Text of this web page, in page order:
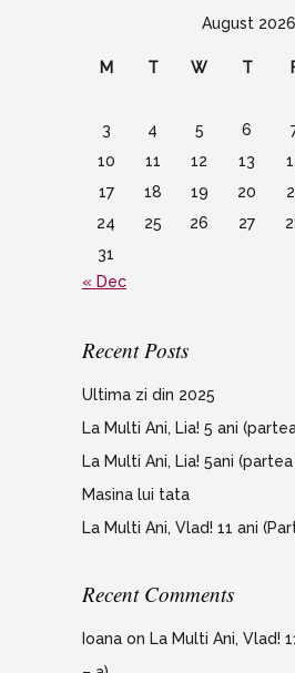
August 2026
M T W T
3
4 5 6
10
11 12 13
17
18 19 20
24
25 26 27
31
« Dec
Recent Posts
Ultima zi din 2025
La Multi Ani, Lia! 5 ani
La Multi Ani, Lia! 5ani (partea
Masina lui tata
La Multi Ani, Vlad! 11 ani
Recent Comments
Ioana on La Multi Ani, Vlad!